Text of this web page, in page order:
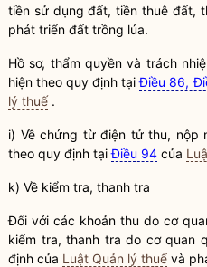
tiền sử dụng đất, tiền thuê đất,
phát triển đất trồng lúa.
Hồ sơ, thẩm quyềnvà trách
hiện theo quy định tạiĐiều 86,
lý thuế.
i) Về chứng từ điện tử thu, nộp
theo quy định tạiĐiều 94 của
k) Về kiểm tra, thanh tra
Đối với các khoản thu do cơ
kiểm tra, thanh tra do cơ quan
định của Luật Quản lý thuếvà